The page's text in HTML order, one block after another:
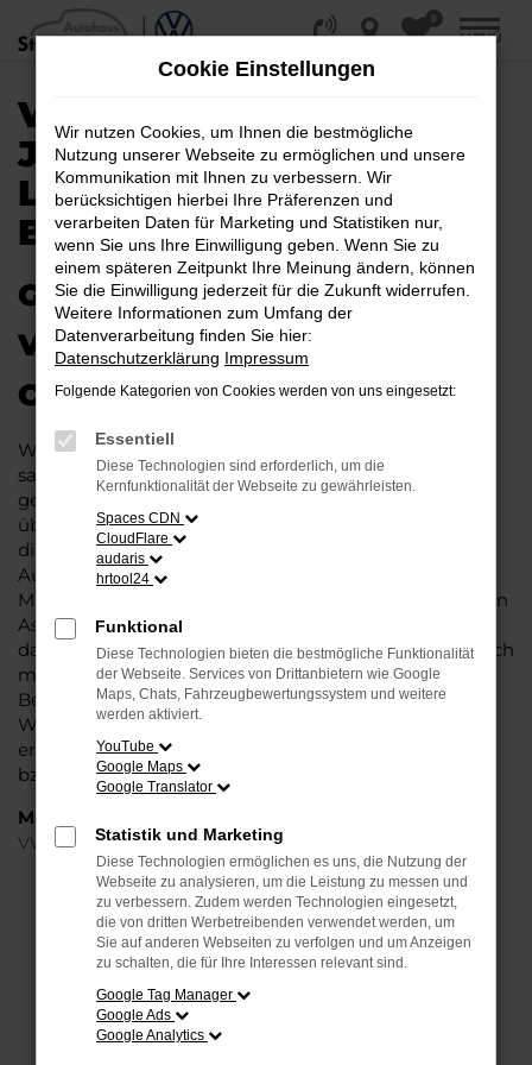
Zum
Hauptinhalt
0
MENÜ
VW T-CROSS
JAHRESWAGEN |
LIEFERSERVICE NACH
BERLIN
GAS GEBEN IN BERLIN –
VIELLEICHT BALD IM VW T-
CROSS JAHRESWAGEN
Wer Argumente für einen VW T-Cross Jahreswagen
sammelt, wird schnell fündig. Das Fahrzeug ist wie
geschaffen für Fahrten in Berlin und Umgebung und
überzeugt durch seine erstklassige Verarbeitung und
die Liebe zum Detail. Hinzu kommt, dass in puncto
Ausstattung in dieser Fahrzeugklasse regelrecht
Maßstäbe gesetzt werden, was sich vor allem in Sachen
Assistenzsysteme und Sicherheit widerspiegelt. Und
dann ist da noch das Design, dass Kenner sprichwörtlich
mit der Zunge schnalzen lässt. In kurzen Worten: für
Berlin ist eijn VW T-Cross Jahreswagen eine perfekte
Wahl, alldieweil Sie gegenüber einem Neuwagen
erheblich an Geld sparen und einen soliden Nachlass
bzw. Rabatt erhalten.
Marken
VW
FEHLER: NETWORK ERROR
Beim Laden ist ein Fehler aufgetreten.
Überprüfe deine Firewall und deine
Cookie Einstellungen
Wir nutzen Cookies, um Ihnen die bestmögliche
Nutzung unserer Webseite zu ermöglichen und unsere
Kommunikation mit Ihnen zu verbessern. Wir
berücksichtigen hierbei Ihre Präferenzen und
verarbeiten Daten für Marketing und Statistiken nur,
wenn Sie uns Ihre Einwilligung geben. Wenn Sie zu
einem späteren Zeitpunkt Ihre Meinung ändern, können
Sie die Einwilligung jederzeit für die Zukunft widerrufen.
Weitere Informationen zum Umfang der
Datenverarbeitung finden Sie hier:
Datenschutzerklärung Impressum
Folgende Kategorien von Cookies werden von uns eingesetzt:
Essentiell
Diese Technologien sind erforderlich, um die
Kernfunktionalität der Webseite zu gewährleisten.
Spaces CDN
CloudFlare
audaris
hrtool24
Funktional
Diese Technologien bieten die bestmögliche Funktionalität
der Webseite. Services von Drittanbietern wie Google
Maps, Chats, Fahrzeugbewertungssystem und weitere
werden aktiviert.
YouTube
Google Maps
Google Translator
Statistik und Marketing
Diese Technologien ermöglichen es uns, die Nutzung der
Webseite zu analysieren, um die Leistung zu messen und
zu verbessern. Zudem werden Technologien eingesetzt,
die von dritten Werbetreibenden verwendet werden, um
Sie auf anderen Webseiten zu verfolgen und um Anzeigen
zu schalten, die für Ihre Interessen relevant sind.
Google Tag Manager
Google Ads
Google Analytics